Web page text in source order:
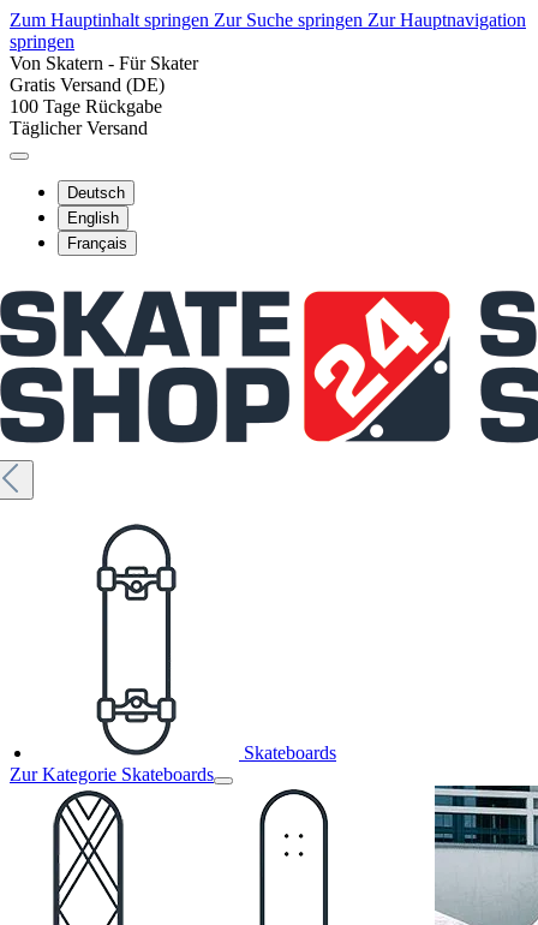
Zum Hauptinhalt springen Zur Suche springen Zur Hauptnavigation
springen
Von Skatern - Für Skater
Gratis Versand (DE)
100 Tage Rückgabe
Täglicher Versand
Deutsch
English
Français
Skateboards
Zur Kategorie Skateboards